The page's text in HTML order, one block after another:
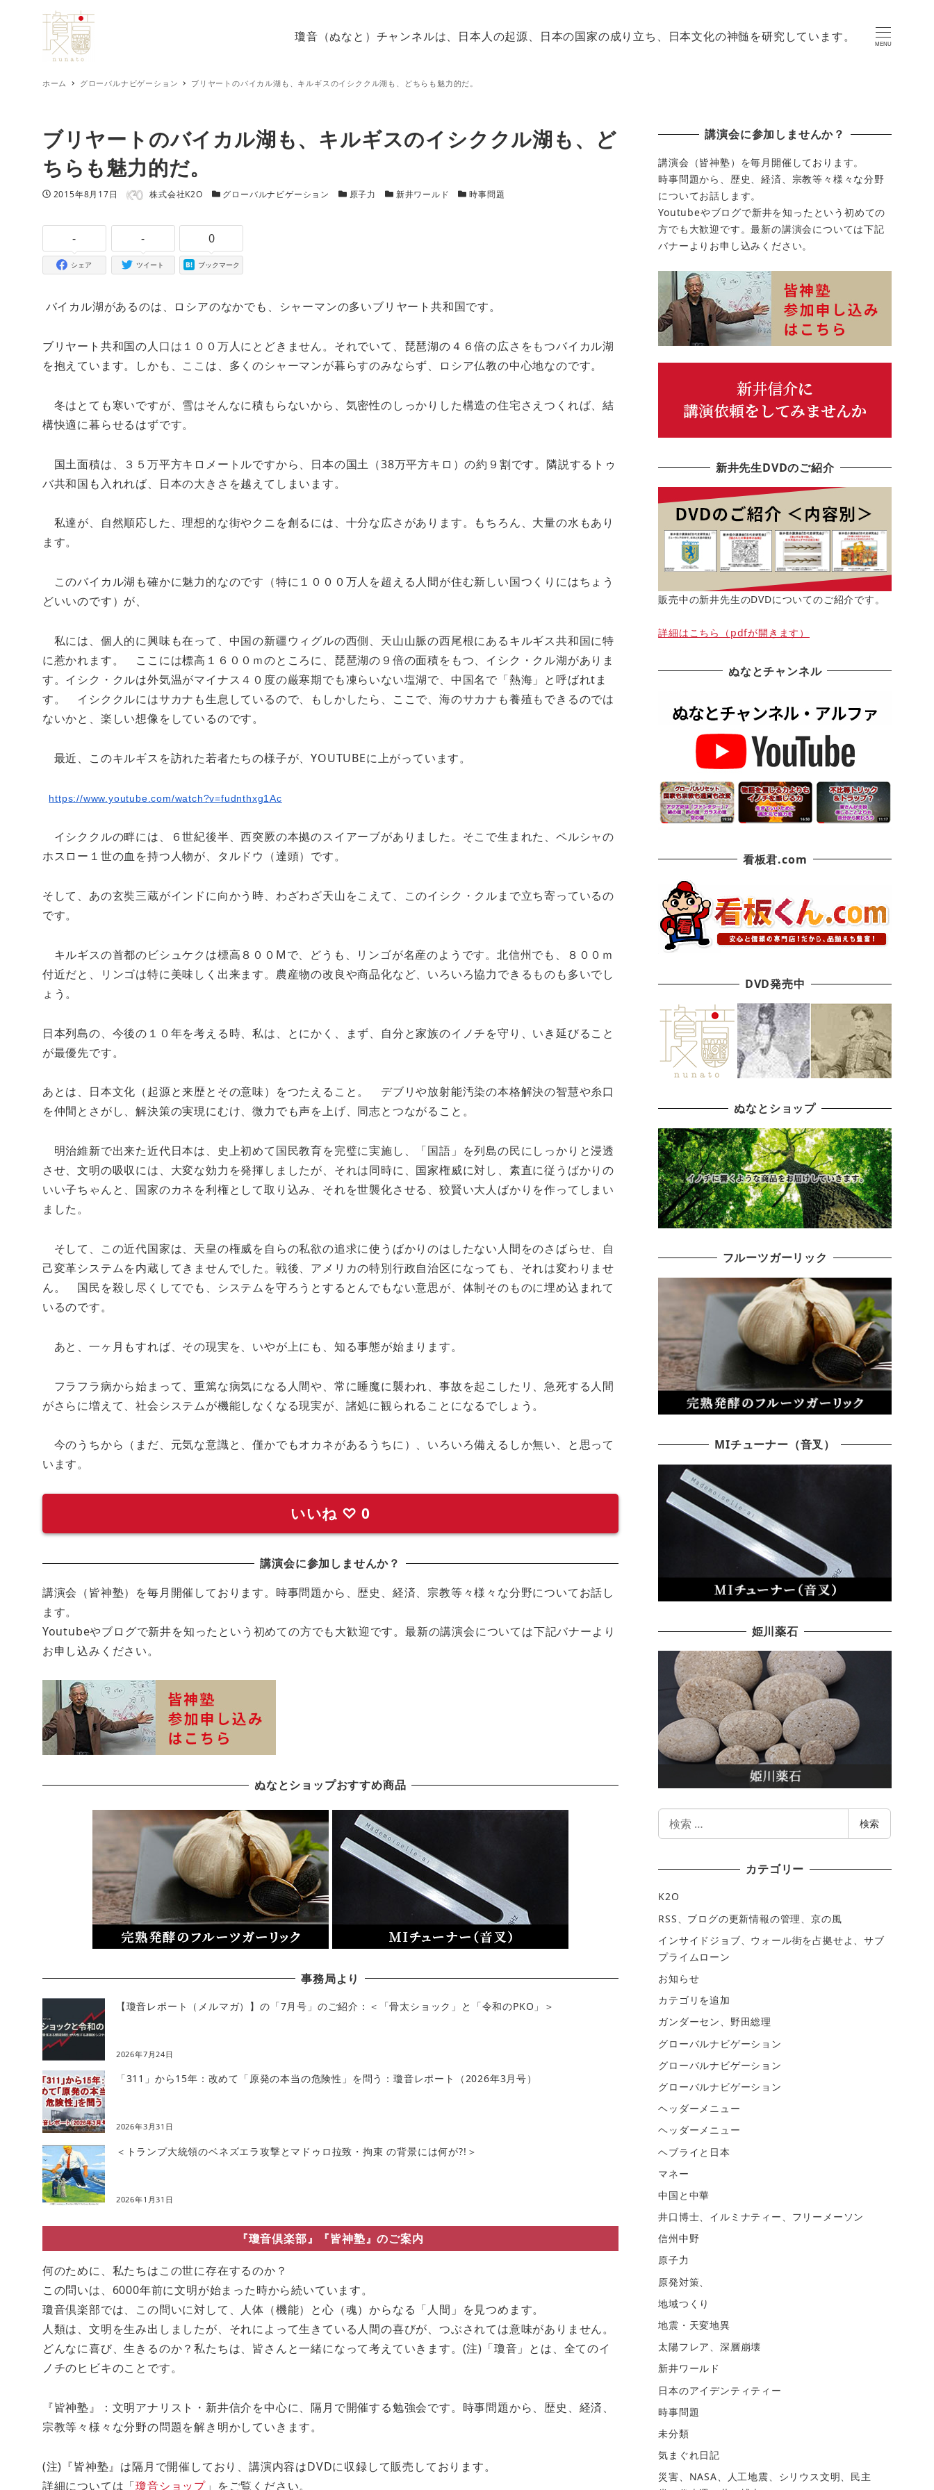
瓊音（ぬなと）チャンネルは、日本人の起源、日本の国家の成り立ち、日本文化の神髄を研究しています。
MENU
ホーム グローバルナビゲーション ブリヤートのバイカル湖も、キルギスのイシククル湖も、どちらも魅力的だ。
ブリヤートのバイカル湖も、キルギスのイシククル湖も、ど
ちらも魅力的だ。
投稿日
2015年8月17日 著者 株式会社K2O カテゴリー
グローバルナビゲーション カテゴリー
原子力 カテゴリー
新井ワールド カテゴリー
時事問題
-
シェア
-
ツイート
0
ブックマーク
バイカル湖があるのは、ロシアのなかでも、シャーマンの多いブリヤート共和国です。
ブリヤート共和国の人口は１００万人にとどきません。それでいて、琵琶湖の４６倍の広さをもつバイカル湖
を抱えています。しかも、ここは、多くのシャーマンが暮らすのみならず、ロシア仏教の中心地なのです。
冬はとても寒いですが、雪はそんなに積もらないから、気密性のしっかりした構造の住宅さえつくれば、結
構快適に暮らせるはずです。
国土面積は、３５万平方キロメートルですから、日本の国土（38万平方キロ）の約９割です。隣説するトゥ
バ共和国も入れれば、日本の大きさを越えてしまいます。
私達が、自然順応した、理想的な街やクニを創るには、十分な広さがあります。もちろん、大量の水もあり
ます。
このバイカル湖も確かに魅力的なのです（特に１０００万人を超える人間が住む新しい国つくりにはちょう
どいいのです）が、
私には、個人的に興味も在って、中国の新疆ウィグルの西側、天山山脈の西尾根にあるキルギス共和国に特
に惹かれます。 ここには標高１６００ｍのところに、琵琶湖の９倍の面積をもつ、イシク・クル湖がありま
す。イシク・クルは外気温がマイナス４０度の厳寒期でも凍らいない塩湖で、中国名で「熱海」と呼ばれtま
す。 イシククルにはサカナも生息しているので、もしかしたら、ここで、海のサカナも養殖もできるのでは
ないかと、楽しい想像をしているのです。
最近、このキルギスを訪れた若者たちの様子が、YOUTUBEに上がっています。
https://www.youtube.com/watch?v=fudnthxg1Ac
イシククルの畔には、６世紀後半、西突厥の本拠のスイアーブがありました。そこで生まれた、ペルシャの
ホスロー１世の血を持つ人物が、タルドウ（達頭）です。
そして、あの玄奘三蔵がインドに向かう時、わざわざ天山をこえて、このイシク・クルまで立ち寄っているの
です。
キルギスの首都のビシュケクは標高８００Mで、どうも、リンゴが名産のようです。北信州でも、８００ｍ
付近だと、リンゴは特に美味しく出来ます。農産物の改良や商品化など、いろいろ協力できるものも多いでし
ょう。
日本列島の、今後の１０年を考える時、私は、とにかく、まず、自分と家族のイノチを守り、いき延びること
が最優先です。
あとは、日本文化（起源と来歴とその意味）をつたえること。 デブリや放射能汚染の本格解決の智慧や糸口
を仲間とさがし、解決策の実現にむけ、微力でも声を上げ、同志とつながること。
明治維新で出来た近代日本は、史上初めて国民教育を完璧に実施し、「国語」を列島の民にしっかりと浸透
させ、文明の吸収には、大変な効力を発揮しましたが、それは同時に、国家権威に対し、素直に従うばかりの
いい子ちゃんと、国家のカネを利権として取り込み、それを世襲化させる、狡賢い大人ばかりを作ってしまい
ました。
そして、この近代国家は、天皇の権威を自らの私欲の追求に使うばかりのはしたない人間をのさばらせ、自
己変革システムを内蔵してきませんでした。戦後、アメリカの特別行政自治区になっても、それは変わりませ
ん。 国民を殺し尽くしてでも、システムを守ろうとするとんでもない意思が、体制そのものに埋め込まれて
いるのです。
あと、一ヶ月もすれば、その現実を、いやが上にも、知る事態が始まります。
フラフラ病から始まって、重篤な病気になる人間や、常に睡魔に襲われ、事故を起こしたリ、急死する人間
がさらに増えて、社会システムが機能しなくなる現実が、諸処に観られることになるでしょう。
今のうちから（まだ、元気な意識と、僅かでもオカネがあるうちに）、いろいろ備えるしか無い、と思って
います。
いいね ♡ 0
講演会に参加しませんか？
講演会（皆神塾）を毎月開催しております。時事問題から、歴史、経済、宗教等々様々な分野についてお話し
ます。
Youtubeやブログで新井を知ったという初めての方でも大歓迎です。最新の講演会については下記バナーより
お申し込みください。
ぬなとショップおすすめ商品
事務局より
【瓊音レポート（メルマガ）】の「7月号」のご紹介：＜「骨太ショック」と「令和のPKO」＞
2026年7月24日
「311」から15年：改めて「原発の本当の危険性」を問う：瓊音レポート（2026年3月号）
2026年3月31日
＜トランプ大統領のベネズエラ攻撃とマドゥロ拉致・拘束 の背景には何が?!＞
2026年1月31日
『瓊音倶楽部』『皆神塾』のご案内
何のために、私たちはこの世に存在するのか？
この問いは、6000年前に文明が始まった時から続いています。
瓊音倶楽部では、この問いに対して、人体（機能）と心（魂）からなる「人間」を見つめます。
人類は、文明を生み出しましたが、それによって生きている人間の喜びが、つぶされては意味がありません。
どんなに喜び、生きるのか？私たちは、皆さんと一緒になって考えていきます。(注)「瓊音」とは、全てのイ
ノチのヒビキのことです。
『皆神塾』：文明アナリスト・新井信介を中心に、隔月で開催する勉強会です。時事問題から、歴史、経済、
宗教等々様々な分野の問題を解き明かしていきます。
(注)『皆神塾』は隔月で開催しており、講演内容はDVDに収録して販売しております。
詳細については「瓊音ショップ 」をご覧ください。
講演会に参加しませんか？
講演会（皆神塾）を毎月開催しております。
時事問題から、歴史、経済、宗教等々様々な分野
についてお話します。
Youtubeやブログで新井を知ったという初めての
方でも大歓迎です。最新の講演会については下記
バナーよりお申し込みください。
新井先生DVDのご紹介
販売中の新井先生のDVDについてのご紹介です。
詳細はこちら（pdfが開きます）
ぬなとチャンネル
看板君.com
DVD発売中
ぬなとショップ
フルーツガーリック
MIチューナー（音叉）
姫川薬石
検
検索
カテゴリー
K2O
RSS、ブログの更新情報の管理、京の風
インサイドジョブ、ウォール街を占拠せよ、サブ
プライムローン
お知らせ
カテゴリを追加
ガンダーセン、野田総理
グローバルナビゲーション
グローバルナビゲーション
グローバルナビゲーション
ヘッダーメニュー
ヘッダーメニュー
ヘブライと日本
マネー
中国と中華
井口博士、イルミナティー、フリーメーソン
信州中野
原子力
原発対策、
地域つくり
地震・天変地異
太陽フレア、深層崩壊
新井ワールド
日本のアイデンティティー
時事問題
未分類
気まぐれ日記
災害、NASA、人工地震、シリウス文明、民主